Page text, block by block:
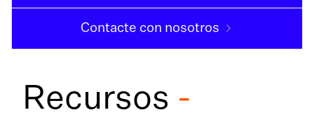
Contacte con nosotros
Recursos -